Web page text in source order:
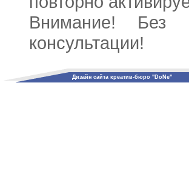
Внимание! Без
консультации!
Дизайн сайта креатив-бюро "DoNe"